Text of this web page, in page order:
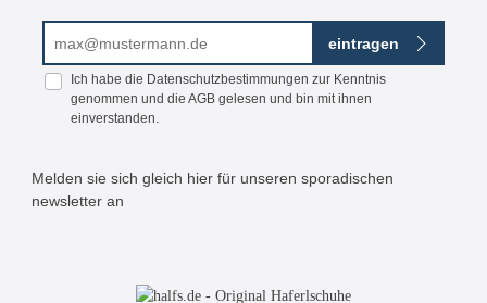
eintragen
Ich habe die Datenschutzbestimmungen zur Kenntnis
genommen und die AGB gelesen und bin mit ihnen
einverstanden.
Melden sie sich gleich hier für unseren sporadischen
newsletter an